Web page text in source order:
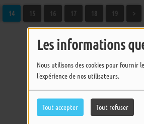
Les informations
Nous utilisons des cookies pour fournir
l'expérience de nos utilisateurs.
Tout accepter Tout refuser
14 15 16 17 18 19 >